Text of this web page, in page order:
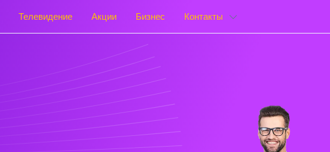
Телевидение Акции Бизнес Контакты